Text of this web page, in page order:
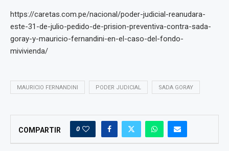
https://caretas.com.pe/nacional/poder-judicial-reanudara-
este-31-de-julio-pedido-de-prision-preventiva-contra-sada-
goray-y-mauricio-fernandini-en-el-caso-del-fondo-
mivivienda/
MAURICIO FERNANDINI PODER JUDICIAL SADA GORAY
COMPARTIR 0